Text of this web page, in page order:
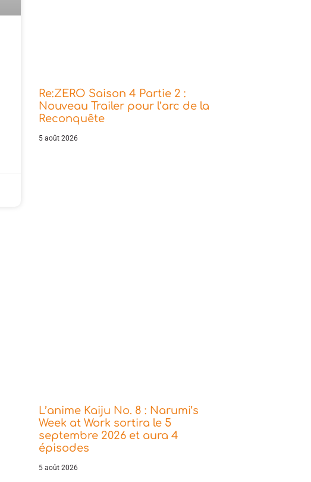
Re:ZERO Saison 4 Partie 2 :
Nouveau Trailer pour l’arc de la
Reconquête
5 août 2026
L’anime Kaiju No. 8 : Narumi’s
Week at Work sortira le 5
septembre 2026 et aura 4
épisodes
5 août 2026